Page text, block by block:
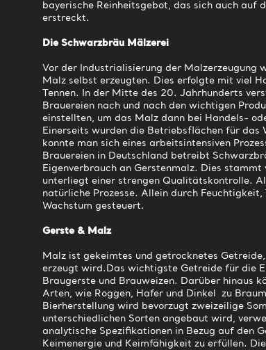
bayerische Reinheitsgebot, das sich auch auf
erstreckt.
Die Schwarzbräu Mälzerei
Vor der Industrialisierung der Malzerzeugung
Malz selbst erzeugten. Dies erfolgte mit viel
Tennen. In der Mitte des 20. Jahrhunderts
Brauereien nach und nach den wichtigen
einstellten, um das Malz dann bei Handels-
Einerseits wurden die Betriebsflächen für das
konnte man sich eines arbeitsintensiven
Brauereien in Deutschland betreibt
Eigenverbrauch an Gerstenmalz. Dies stammt
unterliegt einer strengen Qualitätskontrolle.
natürliche Prozesse. Allein durch
Wachstum gesteuert.
Gerste & Malz
Malz ist gekeimtes und getrocknetes
erzeugt wird.Das wichtigste Getreide für die
Braugerste und Brauweizen. Darüber hinaus
Arten, wie Roggen, Hafer und Dinkel zu
Bierherstellung wird bevorzugt zweizeilige
unterschiedlichen Sorten angebaut wird,
analytische Spezifikationen in Bezug auf den
Keimenergie und Keimfähigkeit zu erfüllen.